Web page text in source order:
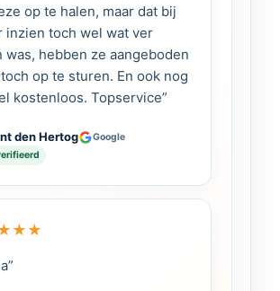
op te halen, maar dat bij
inzien toch wel wat ver
was, hebben ze aangeboden
op te sturen. En ook nog
kostenloos. Topservice”
den Hertog
Google
★ ★